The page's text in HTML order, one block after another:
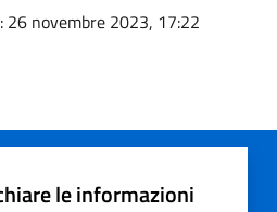
: 26 novembre 2023, 17:22
le informazioni